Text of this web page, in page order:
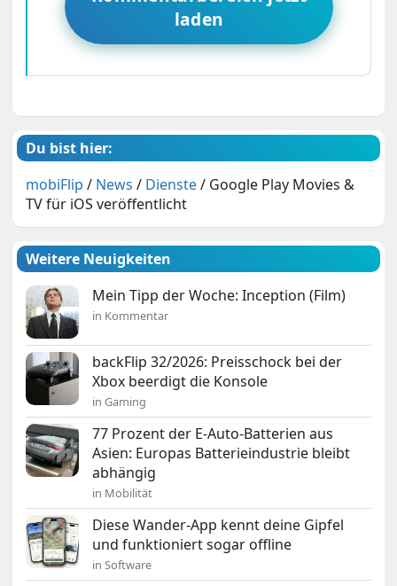
laden
Du bist hier:
mobiFlip / News / Dienste/ Google Play Movies &
TV für iOS veröffentlicht
Weitere Neuigkeiten
Mein Tipp der Woche: Inception (Film)
in Kommentar
backFlip 32/2026: Preisschock bei der
Xbox beerdigt die Konsole
in Gaming
77 Prozent der E-Auto-Batterien aus
Asien: Europas Batterieindustrie bleibt
abhängig
in Mobilität
Diese Wander-App kennt deine Gipfel
und funktioniert sogar offline
in Software